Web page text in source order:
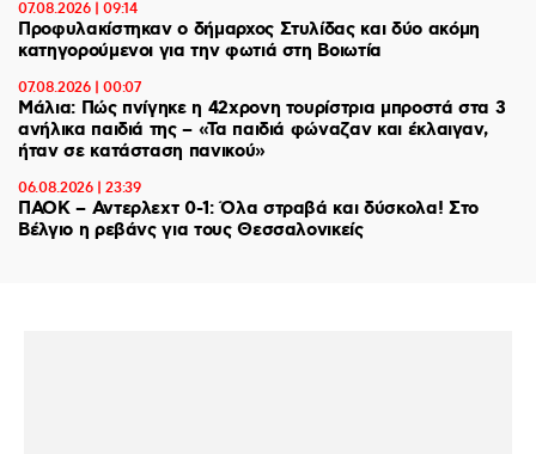
07.08.2026 | 09:14
Προφυλακίστηκαν ο δήμαρχος Στυλίδας και δύο ακόμη
κατηγορούμενοι για την φωτιά στη Βοιωτία
07.08.2026 | 00:07
Μάλια: Πώς πνίγηκε η 42χρονη τουρίστρια μπροστά στα 3
ανήλικα παιδιά της – «Τα παιδιά φώναζαν και έκλαιγαν,
ήταν σε κατάσταση πανικού»
06.08.2026 | 23:39
ΠΑΟΚ – Αντερλεχτ 0-1: Όλα στραβά και δύσκολα! Στο
Βέλγιο η ρεβάνς για τους Θεσσαλονικείς